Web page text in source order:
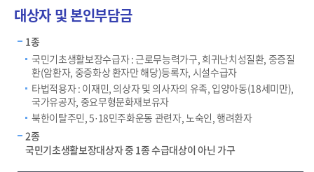
대상자 및 본인부담금
1종
국민기초생활보장수급자 : 근로무능력가구, 희귀난치성질환, 중증질
환(암환자, 중증화상 환자만 해당)등록자, 시설수급자
타법적용자 : 이재민, 의상자 및 의사자의 유족, 입양아동(18세미만),
국가유공자, 중요무형문화재보유자
북한이탈주민, 5·18민주화운동 관련자, 노숙인, 행려환자
2종
국민기초생활보장대상자 중 1종 수급대상이 아닌 가구